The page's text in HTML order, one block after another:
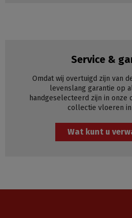
Service &
Omdat wij overtuigd zijn van
levenslang garantie op
handgeselecteerd zijn in onze
collectie vloeren
Wat kunt u